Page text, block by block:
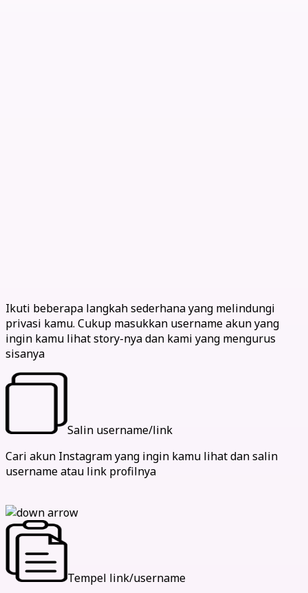
Ikuti beberapa langkah sederhana yang melindungi
privasi kamu. Cukup masukkan username akun yang
ingin kamu lihat story-nya dan kami yang mengurus
sisanya
Salin username/link
Cari akun Instagram yang ingin kamu lihat dan salin
username atau link profilnya
Tempel link/username